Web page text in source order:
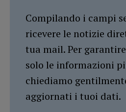
Compilando i campi
ricevere le notizie
tua mail. Per
solo le informazioni
chiediamo
aggiornati i tuoi dati.